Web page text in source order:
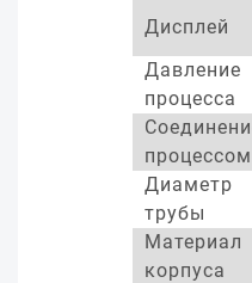
Дисплей
Давление
процесса
процессом
Диаметр
трубы
Материал
корпуса